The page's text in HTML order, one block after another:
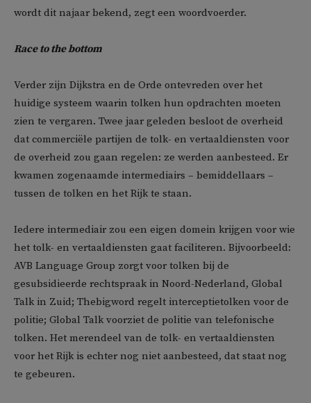
wordt dit najaar bekend, zegt een woordvoerder.
Race to the bottom
Verder zijn Dijkstra en de Orde ontevreden over het
huidige systeem waarin tolken hun opdrachten moeten
zien te vergaren. Twee jaar geleden besloot de overheid
dat commerciële partijen de tolk- en vertaaldiensten voor
de overheid zou gaan regelen: ze werden aanbesteed. Er
kwamen zogenaamde intermediairs – bemiddellaars –
tussen de tolken en het Rijk te staan.
Iedere intermediair zou een eigen domein krijgen voor wie
het tolk- en vertaaldiensten gaat faciliteren. Bijvoorbeeld:
AVB Language Group zorgt voor tolken bij de
gesubsidieerde rechtspraak in Noord-Nederland, Global
Talk in Zuid; Thebigword regelt interceptietolken voor de
politie; Global Talk voorziet de politie van telefonische
tolken. Het merendeel van de tolk- en vertaaldiensten
voor het Rijk is echter nog niet aanbesteed, dat staat nog
te gebeuren.